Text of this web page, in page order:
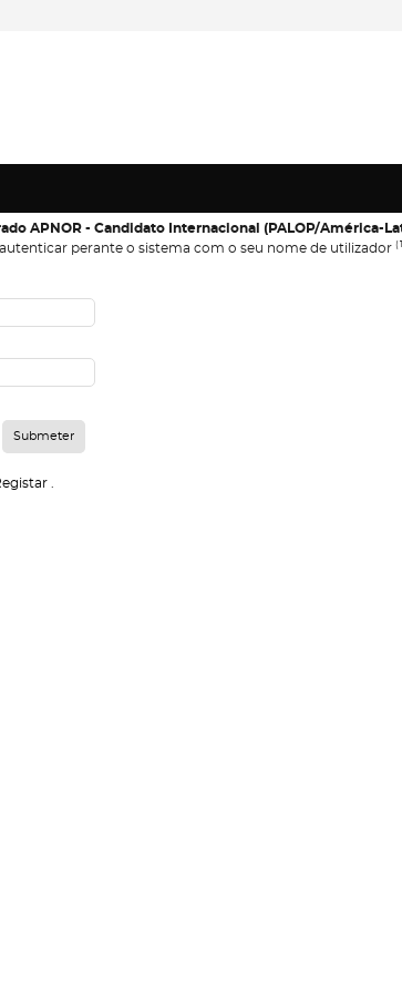
APNOR - Candidato Internacional (PALOP/América-
perante o sistema com o seu nome de utilizador